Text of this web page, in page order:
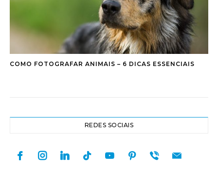
COMO FOTOGRAFAR ANIMAIS – 6 DICAS ESSENCIAIS
REDES SOCIAIS
facebookinstagramlinkedintiktok youtubepinterest
viber mail